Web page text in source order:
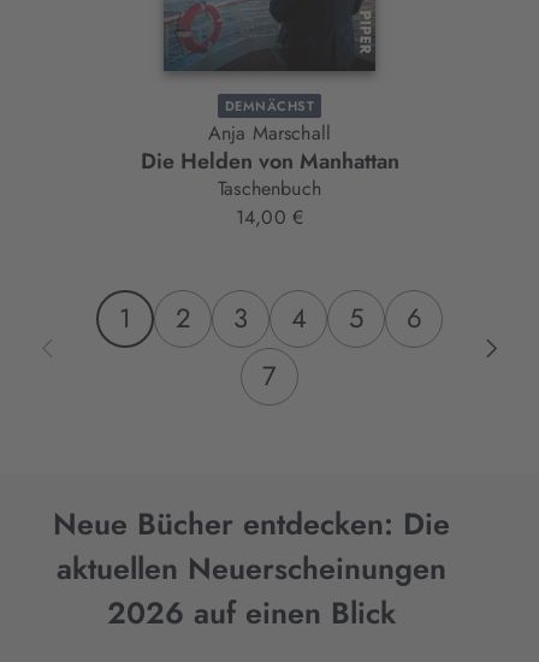
DEMNÄCHST
Anja Marschall
Die Helden von Manhattan
Taschenbuch
14,00 €
1 2 3 4 5
6
7
Neue Bücher entdecken: Die
aktuellen Neuerscheinungen
2026 auf einen Blick